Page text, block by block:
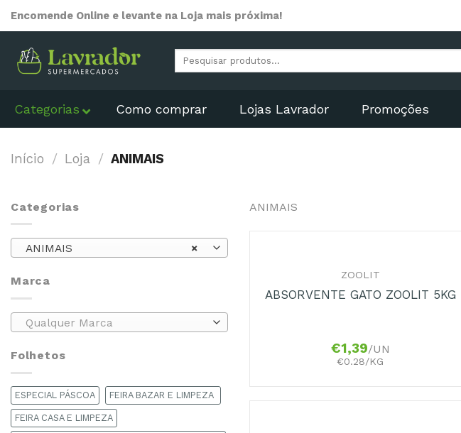
Encomende Online e levante na Loja mais próxima!
Pesquisar
Categorias Como comprar Lojas Lavrador Promoções
Início / Loja / ANIMAIS
Categorias
×
ANIMAIS
Marca
Qualquer Marca
Folhetos
ESPECIAL PÁSCOA FEIRA BAZAR E LIMPEZA
FEIRA CASA E LIMPEZA
ANIMAIS
ZOOLIT
ABSORVENTE GATO ZOOLIT 5KG
€1,39/UN
€0.28/KG